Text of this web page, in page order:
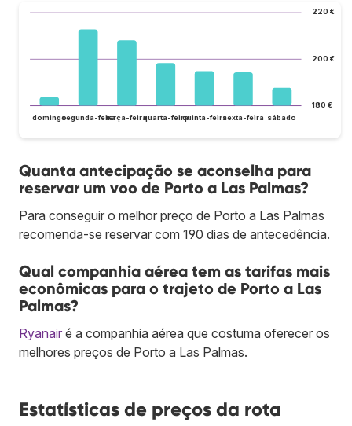
180 €
200 €
220 €
domingosegunda-feiraterça-feiraquarta-feiraquinta-feirasexta-feira sábado
Quanta antecipação se aconselha para
reservar um voo de Porto a Las Palmas?
Para conseguir o melhor preço de Porto a Las Palmas
recomenda-se reservar com 190 dias de antecedência.
Qual companhia aérea tem as tarifas mais
econômicas para o trajeto de Porto a Las
Palmas?
Ryanair é a companhia aérea que costuma oferecer os
melhores preços de Porto a Las Palmas.
Estatísticas de preços da rota